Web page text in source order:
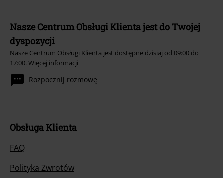
Nasze Centrum Obsługi Klienta jest do Twojej
dyspozycji
Nasze Centrum Obsługi Klienta jest dostępne dzisiaj od 09:00 do
17:00. Więcej informacji
Rozpocznij rozmowę
Obsługa Klienta
FAQ
Polityka Zwrotów